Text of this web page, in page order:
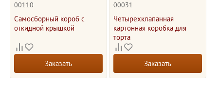
00110
Самосборный короб с
откидной крышкой
Заказать
00031
Четырехклапанная
картонная коробка для
торта
Заказать